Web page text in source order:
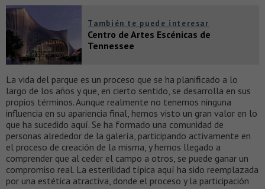
También te puede interesar
Centro de Artes Escénicas de
Tennessee
La vida del parque es un proceso que se ha planificado a lo
largo de los años y que, en cierto sentido, se desarrolla en sus
propios términos. Aunque realmente no tenemos ninguna
influencia en su apariencia final, hemos visto un gran valor en lo
que ha sucedido aquí. Se ha formado una comunidad de
personas alrededor de la galería, participando activamente en
el proceso de creación de la misma, y hemos llegado a
comprender que al ceder el campo a otros, se puede ganar un
compromiso real. La esterilidad típica aquí ha sido reemplazada
por una estética atractiva, donde el proceso y la participación